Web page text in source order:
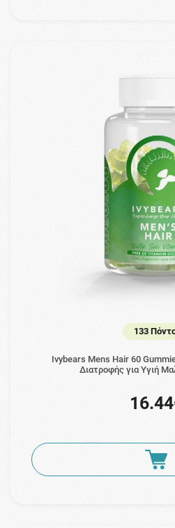
133
Ivybears Mens Hair 60
Διατροφής για Υγιή